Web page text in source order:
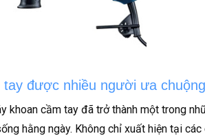
được nhiều người ưa
khoan cầm tay đã trở thành một trong
hằng ngày. Không chỉ xuất hiện tại